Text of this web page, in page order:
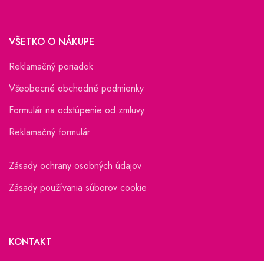
VŠETKO O NÁKUPE
Reklamačný poriadok
Všeobecné obchodné podmienky
Formulár na odstúpenie od zmluvy
Reklamačný formulár
Zásady ochrany osobných údajov
Zásady používania súborov cookie
KONTAKT